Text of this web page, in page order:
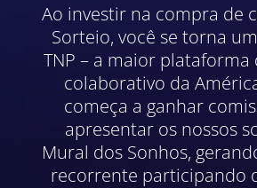
Ao investir na compra de
Sorteio, você se torna
TNP – a maior plataforma
colaborativo da
começa a ganhar
apresentar os nossos
Mural dos Sonhos,
recorrente participando